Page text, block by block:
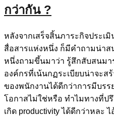
กว่ากัน ?
หลังจากเสร็จสิ้นภาระกิจประเ
สื่อสารแห่งหนึ่ง ก็มีคำถามน่า
หนึ่งถามขึ้นมาว่า รู้สึกสับสนมา
องค์กรที่เน้นกฏระเบียบน่าจะส
ของพนักงานได้ดีกว่าการมีบรร
โอกาสไม่ใช่หรือ ทำไมทางที่ป
เกิด productivity ได้ดีกว่าหละ